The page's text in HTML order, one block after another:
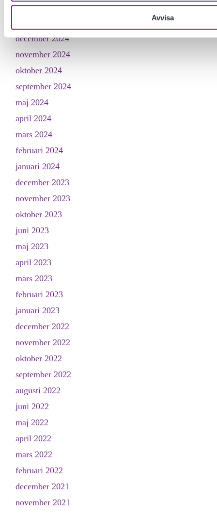
Avvisa
februari 2025
december 2024
november 2024
oktober 2024
september 2024
maj 2024
april 2024
mars 2024
februari 2024
januari 2024
december 2023
november 2023
oktober 2023
juni 2023
maj 2023
april 2023
mars 2023
februari 2023
januari 2023
december 2022
november 2022
oktober 2022
september 2022
augusti 2022
juni 2022
maj 2022
april 2022
mars 2022
februari 2022
december 2021
november 2021